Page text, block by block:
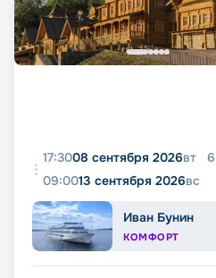
17:3008 сентября 2026вт 6
09:0013 сентября 2026вс
Иван Бунин
КОМФОРТ